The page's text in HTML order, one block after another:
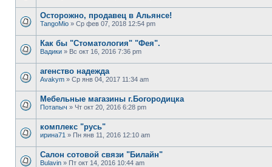
Осторожно, продавец в Альянсе!
TangoMio » Ср фев 07, 2018 12:54 pm
Как бы "Стоматология" "Фея".
Вадики » Вс окт 16, 2016 7:36 pm
агенство надежда
Avakym » Ср янв 04, 2017 11:34 am
Мебельные магазины г.Богородицка
Потапыч » Чт окт 20, 2016 6:28 pm
комплекс "русь"
ирина71 » Пн янв 11, 2016 12:10 am
Салон сотовой связи "Билайн"
Bulavin » Пт окт 14, 2016 10:44 am